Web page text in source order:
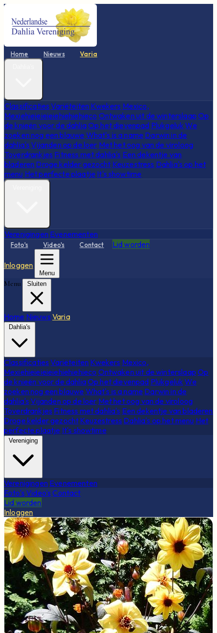
Home Nieuws Varia
Classificaties Variëteiten Kwekers Mexico,
Mexiehieieieieiehiehiehieco Ontwaken uit de winterslaap Op
de knieën voor de dahliaOp het dievenpad Plukgeluk We
zoeken nog een blauwe What's is a name Darwin in de
dahlia's Vijanden op de loer Met het oog van de viroloog
Toverdrankjes Fitness met dahlia's Een dekentje van
bladeren Droge kelder gezocht Keuzestress Dahlia's op het
menu Het perfecte plaatje It's showtime
Verenigingen Evenementen
Foto's Video's Contact Lid worden
Inloggen
Menu
Menu Sluiten
Home Nieuws Varia
Dahlia's
Classificaties Variëteiten Kwekers Mexico,
Mexiehieieieieiehiehiehieco Ontwaken uit de winterslaap Op
de knieën voor de dahliaOp het dievenpad Plukgeluk We
zoeken nog een blauwe What's is a name Darwin in de
dahlia's Vijanden op de loer Met het oog van de viroloog
Toverdrankjes Fitness met dahlia's Een dekentje van bladeren
Droge kelder gezocht Keuzestress Dahlia's op het menu Het
perfecte plaatje It's showtime
Vereniging
Verenigingen Evenementen
Foto's Video's Contact
Lid worden
Inloggen